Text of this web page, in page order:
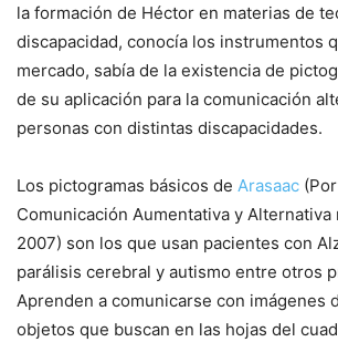
la formación de Héctor en materias de
discapacidad, conocía los instrumentos
mercado, sabía de la existencia de
de su aplicación para la comunicación
personas con distintas discapacidades.
Los pictogramas básicos de Arasaac
Comunicación Aumentativa y Alternativa
2007) son los que usan pacientes con
parálisis cerebral y autismo entre otros
Aprenden a comunicarse con imágenes
objetos que buscan en las hojas del